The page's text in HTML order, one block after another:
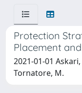
Protection
Placement
2021-01-01
Tornatore, M.